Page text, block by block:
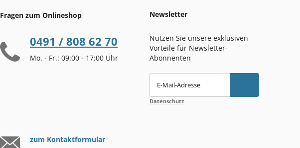
Fragen zum Onlineshop
0491 / 808 62 70
Mo. - Fr.: 09:00 - 17:00 Uhr
zum Kontaktformular
Newsletter
Nutzen Sie unsere exklusiven
Vorteile für Newsletter-
Abonnenten
E-Mail-Adresse
Datenschutz